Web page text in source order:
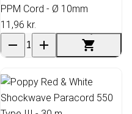
PPM Cord - Ø 10mm
11,96 kr.